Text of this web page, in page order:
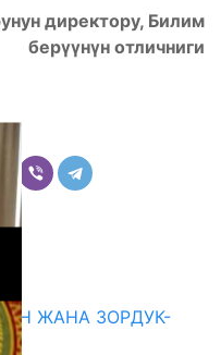
директору, Билим
берүүнүн отличниги
ЖАНА ЗОРДУК-